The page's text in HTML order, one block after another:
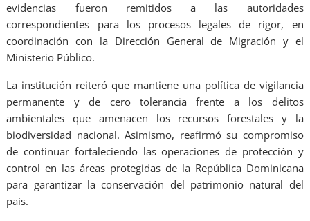
evidencias fueron remitidos a las autoridades
correspondientes para los procesos legales de rigor, en
coordinación con la Dirección General de Migración y el
Ministerio Público.
La institución reiteró que mantiene una política de vigilancia
permanente y de cero tolerancia frente a los delitos
ambientales que amenacen los recursos forestales y la
biodiversidad nacional. Asimismo, reafirmó su compromiso
de continuar fortaleciendo las operaciones de protección y
control en las áreas protegidas de la República Dominicana
para garantizar la conservación del patrimonio natural del
país.